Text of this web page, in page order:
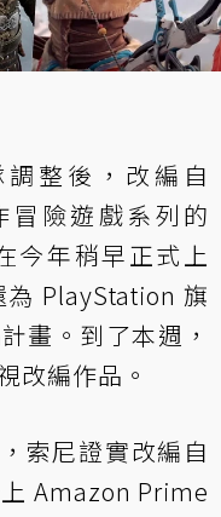
整後，改編自
冒險遊戲系列的
今年稍早正式上
PlayStation 旗
畫。到了本週，
改編作品。
索尼證實改編自
Amazon Prime